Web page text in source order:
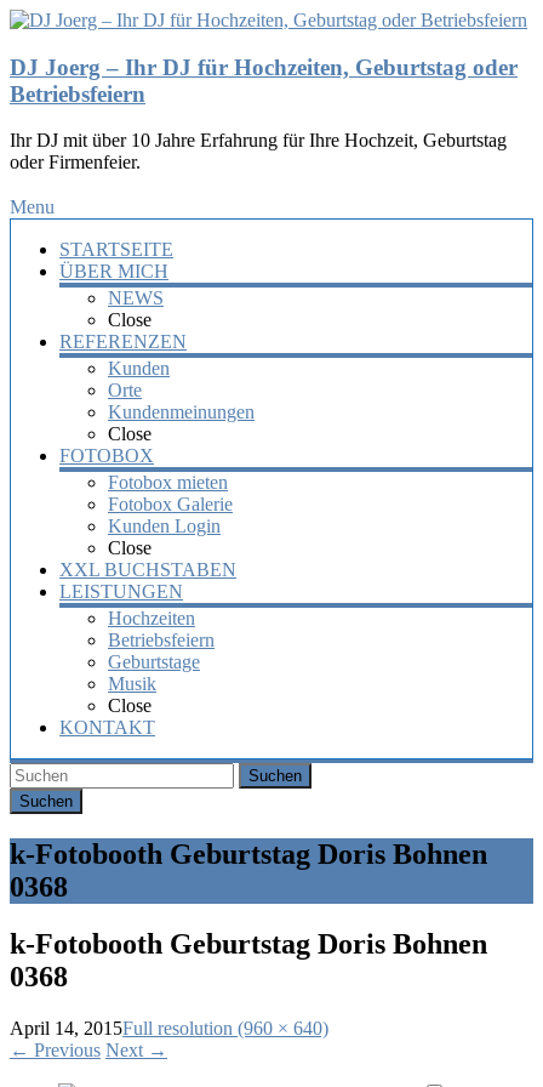
DJ Joerg – Ihr DJ für Hochzeiten, Geburtstag oder
Betriebsfeiern
Ihr DJ mit über 10 Jahre Erfahrung für Ihre Hochzeit, Geburtstag
oder Firmenfeier.
Menu
STARTSEITE
ÜBER MICH
NEWS
Close
REFERENZEN
Kunden
Orte
Kundenmeinungen
Close
FOTOBOX
Fotobox mieten
Fotobox Galerie
Kunden Login
Close
XXL BUCHSTABEN
LEISTUNGEN
Hochzeiten
Betriebsfeiern
Geburtstage
Musik
Close
KONTAKT
Suchen
k-Fotobooth Geburtstag Doris Bohnen
0368
k-Fotobooth Geburtstag Doris Bohnen
0368
April 14, 2015Full resolution (960 × 640)
← Previous Next →